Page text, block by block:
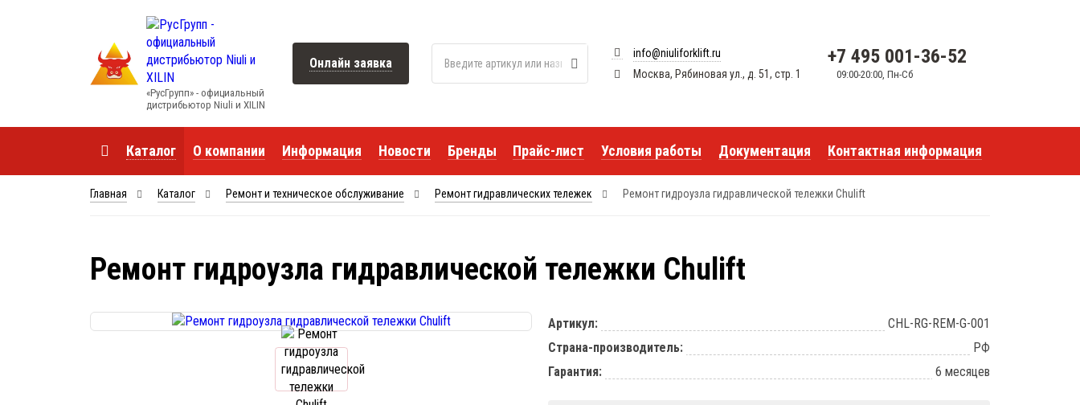
«РусГрупп» - официальный
диcтрибьютор Niuli и XILIN
Онлайн заявка
info@niuliforklift.ru
Москва, Рябиновая ул., д. 51, стр. 1
+7 495 001-36-52
09:00-20:00, Пн-Сб
Каталог О компании Информация Новости Бренды Прайс-лист Условия работы Документация Контактная информация
Главная Каталог Ремонт и техническое обслуживание Ремонт гидравлических тележек Ремонт гидроузла гидравлической тележки Chulift
Ремонт гидроузла гидравлической тележки Chulift
Артикул:
CHL-RG-REM-G-001
Страна-производитель:
РФ
Гарантия:
6 месяцев